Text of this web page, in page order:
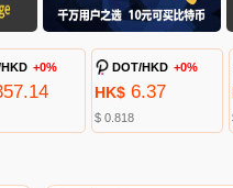
+0% DOT/HKD +0%
HK$6.37
$ 0.818